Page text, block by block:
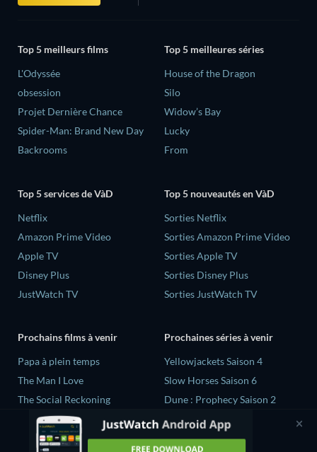
Top 5 meilleurs films
L'Odyssée
obsession
Projet Dernière Chance
Spider-Man: Brand New Day
Backrooms
Top 5 meilleures séries
House of the Dragon
Silo
Widow’s Bay
Lucky
From
Top 5 services de VàD
Netflix
Amazon Prime Video
Apple TV
Disney Plus
JustWatch TV
Top 5 nouveautés en VàD
Sorties Netflix
Sorties Amazon Prime Video
Sorties Apple TV
Sorties Disney Plus
Sorties JustWatch TV
Prochains films à venir
‎Papa à plein temps
The Man I Love
The Social Reckoning
La Conscience politique
Quand la vie recommence...
Prochaines séries à venir
Yellowjackets Saison 4
Slow Horses Saison 6
Dune : Prophecy Saison 2
The Gentlemen Saison 2
Love Is Blind: UK Saison 3